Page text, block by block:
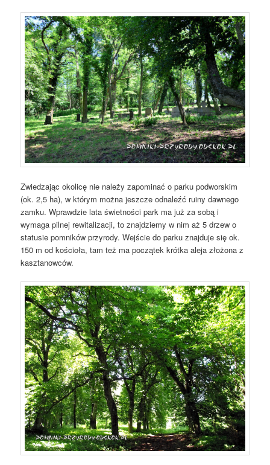
Zwiedzając okolicę nie należy zapominać o parku podworskim
(ok. 2,5 ha), w którym można jeszcze odnaleźć ruiny dawnego
zamku. Wprawdzie lata świetności park ma już za sobą i
wymaga pilnej rewitalizacji, to znajdziemy w nim aż 5 drzew o
statusie pomników przyrody. Wejście do parku znajduje się ok.
150 m od kościoła, tam też ma początek krótka aleja złożona z
kasztanowców.